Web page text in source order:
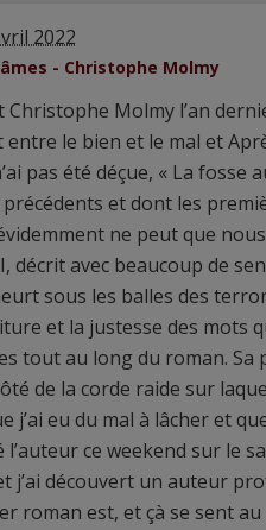
2022
- Christophe Molmy
Christophe Molmy l’an
le bien et le mal et
pas été déçue, « La
et dont les
ne peut que
décrit avec beaucoup de
sous les balles des
et la justesse des
tout au long du roman. Sa
de la corde raide sur
j’ai eu du mal à lâcher et
l’auteur ce weekend sur le
j’ai découvert un auteur
roman est, et çà se sent